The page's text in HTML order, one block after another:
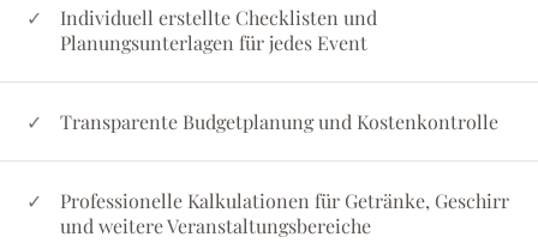
Individuell erstellte Checklisten und
Planungsunterlagen für jedes Event
Transparente Budgetplanung und Kostenkontrolle
Professionelle Kalkulationen für Getränke, Geschirr
und weitere Veranstaltungsbereiche